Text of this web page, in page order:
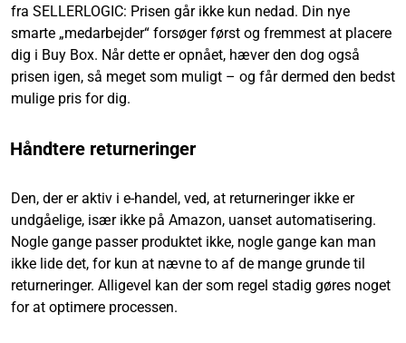
fra SELLERLOGIC: Prisen går ikke kun nedad. Din nye
smarte „medarbejder“ forsøger først og fremmest at placere
dig i Buy Box. Når dette er opnået, hæver den dog også
prisen igen, så meget som muligt – og får dermed den bedst
mulige pris for dig.
Håndtere returneringer
Den, der er aktiv i e-handel, ved, at returneringer ikke er
undgåelige, især ikke på Amazon, uanset automatisering.
Nogle gange passer produktet ikke, nogle gange kan man
ikke lide det, for kun at nævne to af de mange grunde til
returneringer. Alligevel kan der som regel stadig gøres noget
for at optimere processen.